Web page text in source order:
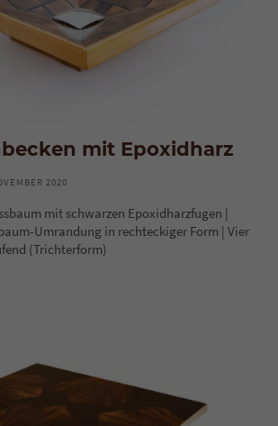
mit Epoxidharz
2020
mit schwarzen Epoxidharzfugen |
Umrandung in rechteckiger Form | Vier
(Trichterform)